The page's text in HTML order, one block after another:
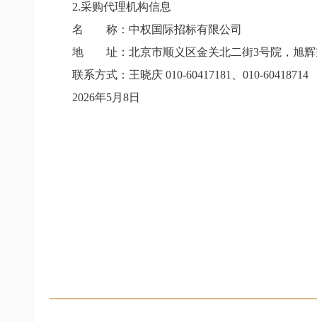
2.采购代理机构信息
名 称：中权国际招标有限公司
地 址：北京市顺义区金关北二街3号院，旭
联系方式：王晓庆 010-60417181
010-60418714
2026年5月 8日